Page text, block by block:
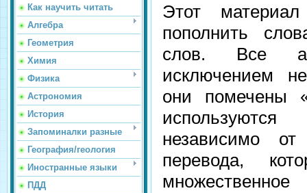
Как научить читать
Алгебра
Геометрия
Химия
Физика
Астрономия
История
Запоминалки разные
География/геология
Иностранные языки
ПДД
Этот
пополнить
слов. Все
исключением
они помечены
независимо от
перевода,